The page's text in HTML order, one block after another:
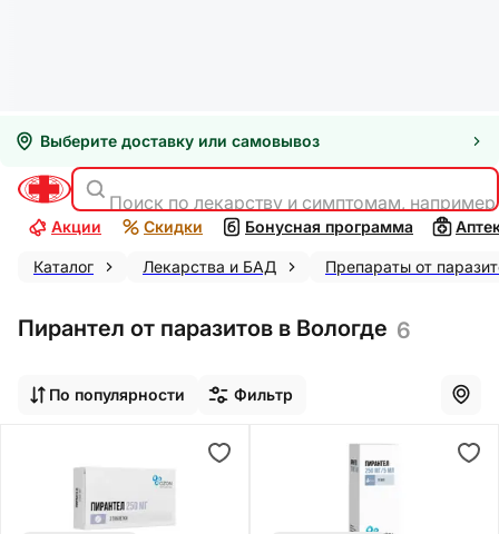
Выберите доставку или самовывоз
Поиск по лекарству и симптомам,
Акции Скидки Бонусная программа
Каталог Лекарства и БАД Препараты от
Пирантел от паразитов в Вологде 6
По популярности Фильтр